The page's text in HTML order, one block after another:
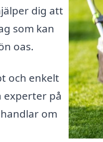
dig att
som kan
oas.
och enkelt
experter på
om